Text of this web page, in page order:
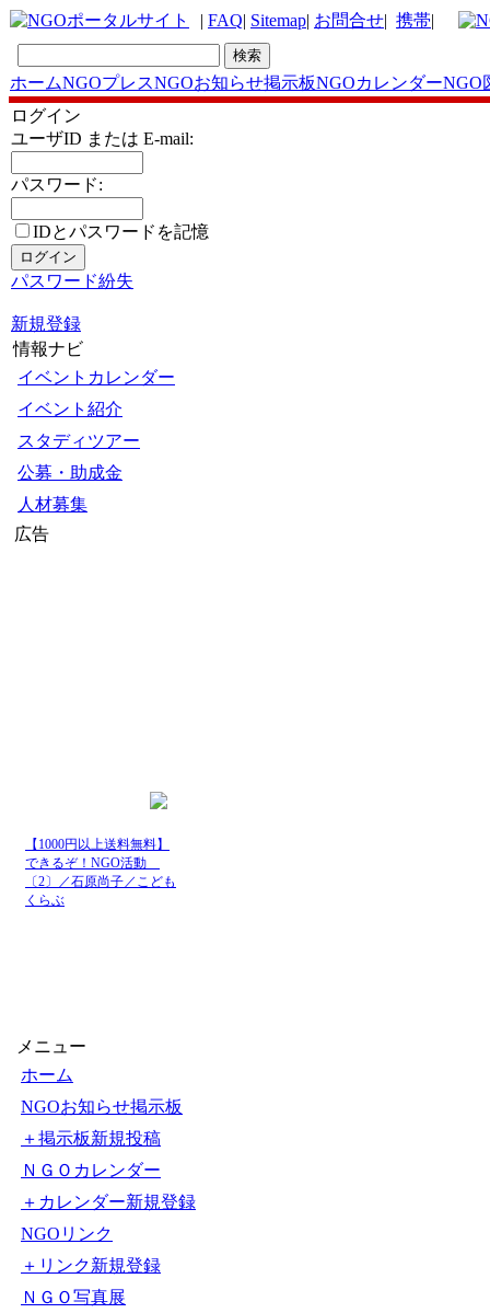
| FAQ| Sitemap| お問合せ| 携帯|
ホームNGOプレスNGOお知らせ掲示板NGOカレンダーNGO
ログイン
ユーザID または E-mail:
パスワード:
IDとパスワードを記憶
パスワード紛失
新規登録
情報ナビ
イベントカレンダー
イベント紹介
スタディツアー
公募・助成金
人材募集
広告
【1000円以上送料無料】
できるぞ！NGO活動
〔2〕／石原尚子／こども
くらぶ
メニュー
ホーム
NGOお知らせ掲示板
＋掲示板新規投稿
ＮＧＯカレンダー
＋カレンダー新規登録
NGOリンク
＋リンク新規登録
ＮＧＯ写真展